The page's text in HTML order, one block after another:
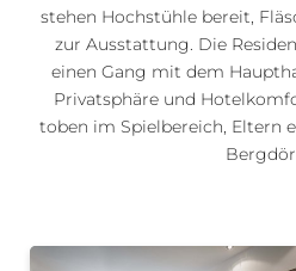
stehen Hochstühle bereit,
zur Ausstattung. Die
einen Gang mit dem
Privatsphäre und
toben im Spielbereich, Eltern